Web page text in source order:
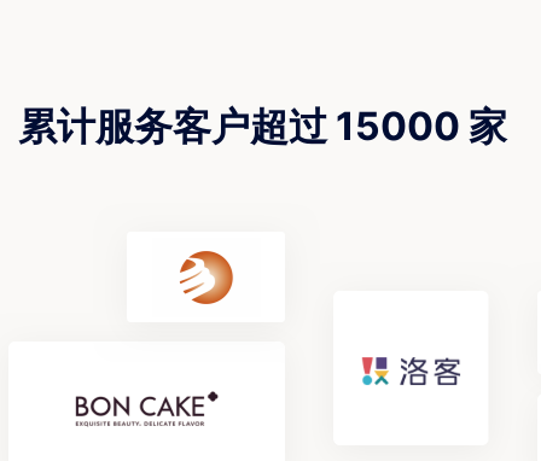
累计服务客户超过 15000 家